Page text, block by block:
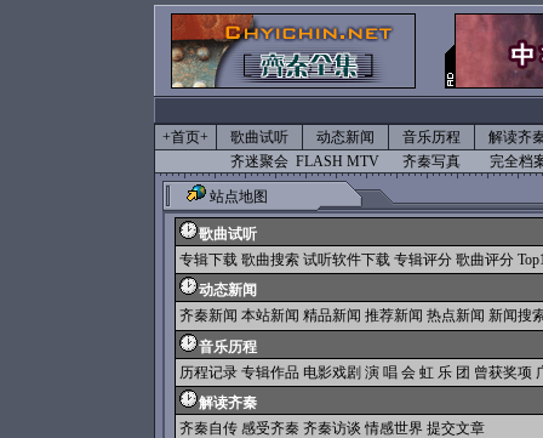
+首页+ 歌曲试听 动态新闻 音乐历程
解读齐
齐迷聚会 FLASH MTV 齐秦写真 完全档
站点地图
歌曲试听
专辑下载 歌曲搜索 试听软件下载 专辑评分 歌曲评分
动态新闻
齐秦新闻 本站新闻 精品新闻 推荐新闻 热点新闻 新闻搜
音乐历程
历程记录 专辑作品 电影戏剧 演 唱 会 虹 乐 团 曾获奖项
解读齐秦
齐秦自传 感受齐秦 齐秦访谈 情感世界 提交文章